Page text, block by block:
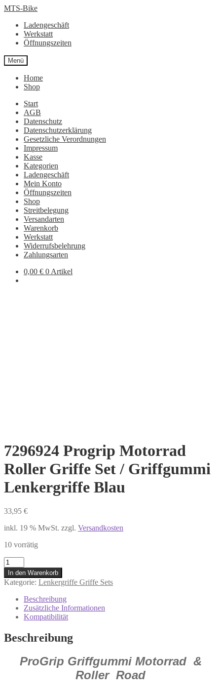
Zur
springen
Zum
springen
MTS-Bike
Ladengeschäft
Werkstatt
Öffnungszeiten
Menü
Home
Shop
Start
AGB
Datenschutz
Datenschutzerklärung
Gesetzliche Verordnungen
Impressum
Kasse
Kategorien
Ladengeschäft
Mein Konto
Öffnungszeiten
Shop
Streitbelegung
Versandarten
Warenkorb
Werkstatt
Widerrufsbelehrung
Zahlungsarten
0,00 € 0 Artikel
7296924 Progrip Motorrad
Roller Griffe Set / Griffgummi
Lenkergriffe Blau
33,95 €
inkl. 19 % MwSt. zzgl. Versandkosten
10 vorrätig
7296924
Progrip
Motorrad
Roller
Griffe
Griffgummi
Lenkergriffe
Blau
In den Warenkorb
Kategorie: Lenkergriffe Griffe Sets
Beschreibung
Zusätzliche Informationen
Kompatibilität
Beschreibung
ProGrip Griffgummi Motorrad &
Roller Road